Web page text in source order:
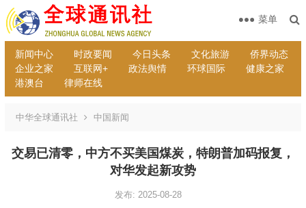
新闻中心 时政要闻 今日头条 文化旅游
侨界动态
企业之家
互联网+ 政法舆情 环球国际
健康之家
港澳台
律师在线
菜单
中华全球通讯社 中国新闻
交易已清零，中方不买美国煤炭，特朗普加码报复，
对华发起新攻势
发布: 2025-08-28